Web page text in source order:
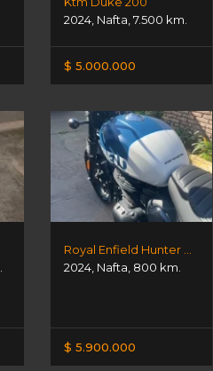
2024 Nafta ,7.500 km.
$ 5.000.000
2024 Nafta 800 km.
$ 5.900.000